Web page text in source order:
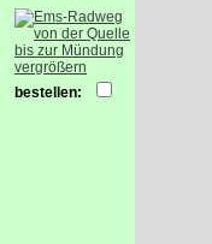
vergrößern
bestellen: